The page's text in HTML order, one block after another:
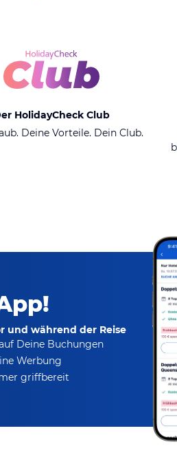
HolidayCheck Club
Deine Vorteile. Dein Club.
und während der Reise
Deine Buchungen
Werbung
griffbereit